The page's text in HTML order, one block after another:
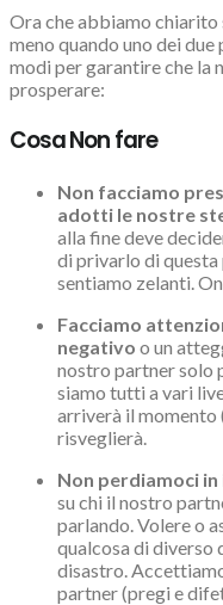
Ora che abbiamo chiarito
meno quando uno dei
modi per garantire che la
prosperare:
Cosa Non fare
Non facciamo
adotti le nostre
alla fine deve
di privarlo di
sentiamo zelanti.
Facciamo
negativo o un
nostro partner solo
siamo tutti a vari
arriverà il momento
risveglierà.
Non perdiamoci
su chi il nostro
parlando. Volere o
qualcosa di diverso
disastro.
partner (pregi e